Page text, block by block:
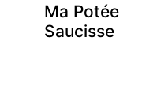
Ma Potée
Saucisse